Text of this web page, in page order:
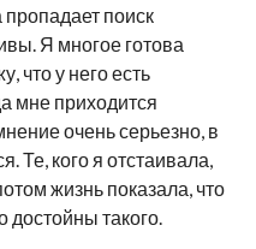
поиск
Я многое готова
что у него есть
мне приходится
очень серьезно, в
Те, кого я отстаивала,
жизнь показала, что
достойны такого.